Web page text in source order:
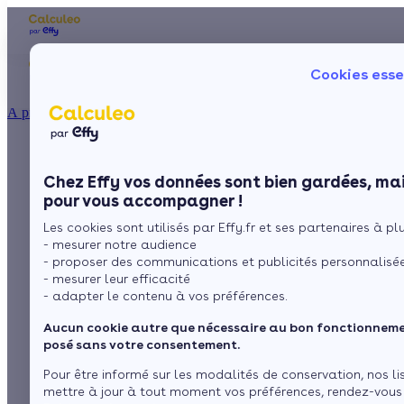
Cookies
Chez Effy vos données sont bien gardées,
pour vous accompagner !
Les cookies sont utilisés par Effy.fr et ses partenaires à
- mesurer notre audience
- proposer des communications et publicités
- mesurer leur efficacité
- adapter le contenu à vos préférences.
Aucun cookie autre que nécessaire au bon
posé sans votre consentement.
Pour être informé sur les modalités de conservation, nos
mettre à jour à tout moment vos préférences, rendez-
À propos
Ma Prime Rénov'
Le chèque énergie
La TVA réduite
L'éco-prêt à taux zéro
Trouver mes aides
Nos conseils
Sol
Fenêtres
Les différentes aides
locales pour les
poêles à bois
Sommaire
Particularité des poêles à bois